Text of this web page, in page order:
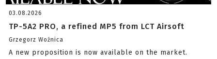
03.08.2026
TP-5A2 PRO, a refined MP5 from LCT Airsoft
Grzegorz Woźnica
A new proposition is now available on the market.